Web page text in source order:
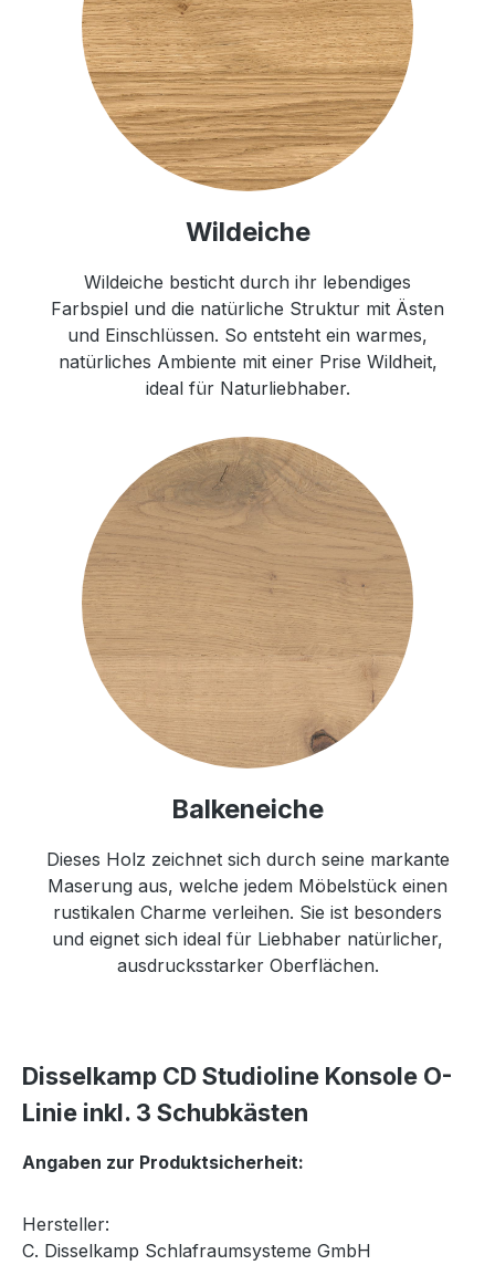
Wildeiche
Wildeiche besticht durch ihr lebendiges
Farbspiel und die natürliche Struktur mit Ästen
und Einschlüssen. So entsteht ein warmes,
natürliches Ambiente mit einer Prise Wildheit,
ideal für Naturliebhaber.
Balkeneiche
Dieses Holz zeichnet sich durch seine markante
Maserung aus, welche jedem Möbelstück einen
rustikalen Charme verleihen. Sie ist besonders
und eignet sich ideal für Liebhaber natürlicher,
ausdrucksstarker Oberflächen.
Disselkamp CD Studioline Konsole O-
Linie inkl. 3 Schubkästen
Angaben zur Produktsicherheit:
Hersteller:
C. Disselkamp Schlafraumsysteme GmbH